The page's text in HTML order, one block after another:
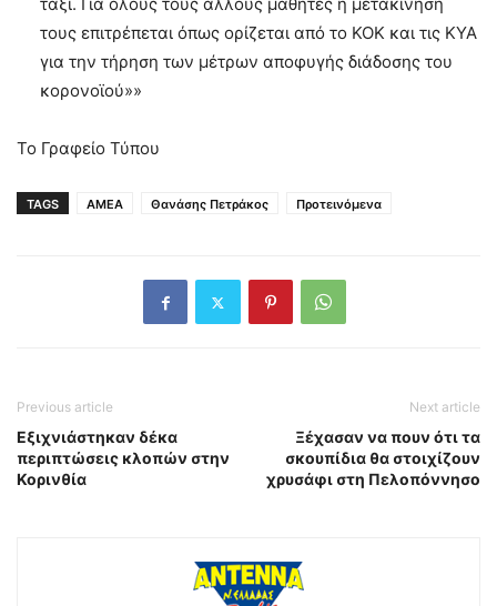
τους επιτρέπεται όπως ορίζεται από το ΚΟΚ και τις ΚΥΑ
για την τήρηση των μέτρων αποφυγής διάδοσης του
κορονοϊού»»
Το Γραφείο Τύπου
TAGS ΑΜΕΑ Θανάσης Πετράκος Προτεινόμενα
Previous article
Εξιχνιάστηκαν δέκα
περιπτώσεις κλοπών στην
Κορινθία
Next article
Ξέχασαν να πουν ότι τα
σκουπίδια θα στοιχίζουν
χρυσάφι στη Πελοπόννησο